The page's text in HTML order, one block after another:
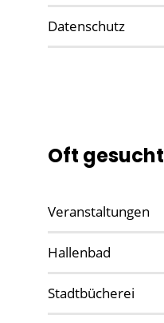
Datenschutz
Oft gesucht
Veranstaltungen
Hallenbad
Stadtbücherei